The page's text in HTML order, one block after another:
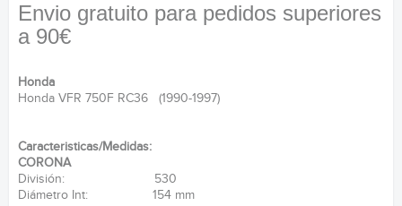
Envio gratuito para pedidos superiores
a 90€
Honda
Honda VFR 750F RC36 (1990-1997)
Caracteristicas/Medidas:
CORONA
División: 530
Diámetro Int: 154 mm